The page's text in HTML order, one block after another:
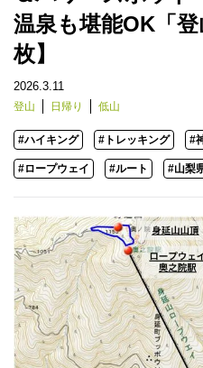
温泉も堪能OK「
枚】
2026.3.11
登山 日帰り 低山
#ハイキング #トレッキング #
#ロープウェイ #ルート #山梨